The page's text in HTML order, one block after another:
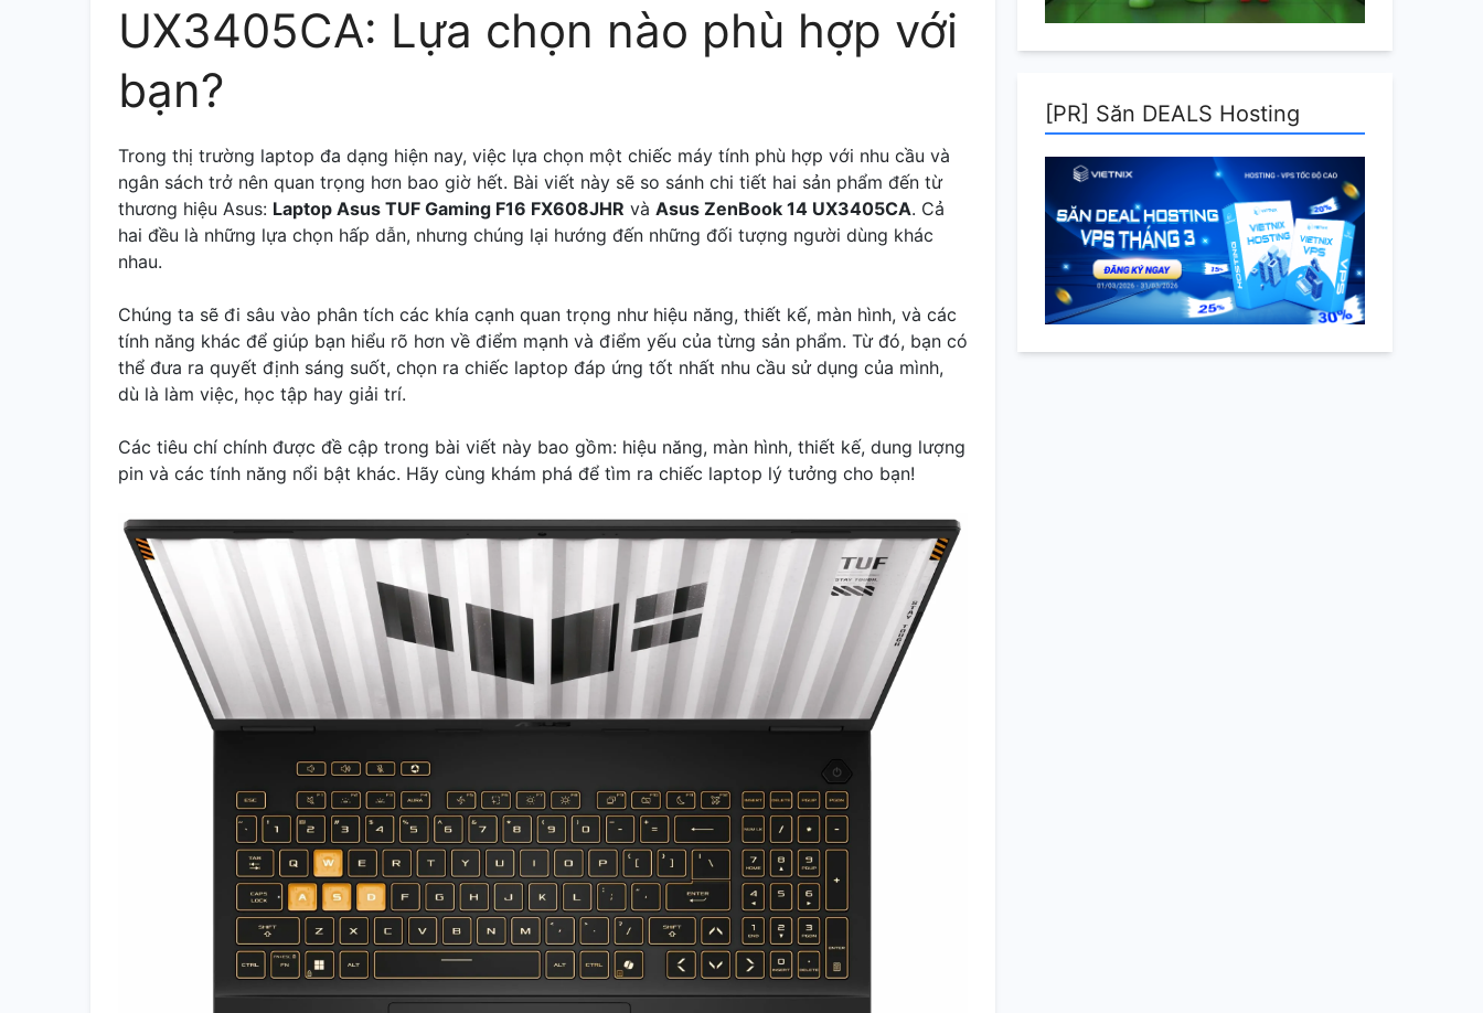
UX3405CA: Lựa chọn nào phù hợp với
bạn?
Trong thị trường laptop đa dạng hiện nay, việc lựa chọn một chiếc máy tính phù hợp với nhu cầu và
ngân sách trở nên quan trọng hơn bao giờ hết. Bài viết này sẽ so sánh chi tiết hai sản phẩm đến từ
thương hiệu Asus: Laptop Asus TUF Gaming F16 FX608JHR và Asus ZenBook 14 UX3405CA. Cả
hai đều là những lựa chọn hấp dẫn, nhưng chúng lại hướng đến những đối tượng người dùng khác
nhau.
Chúng ta sẽ đi sâu vào phân tích các khía cạnh quan trọng như hiệu năng, thiết kế, màn hình, và các
tính năng khác để giúp bạn hiểu rõ hơn về điểm mạnh và điểm yếu của từng sản phẩm. Từ đó, bạn có
thể đưa ra quyết định sáng suốt, chọn ra chiếc laptop đáp ứng tốt nhất nhu cầu sử dụng của mình,
dù là làm việc, học tập hay giải trí.
Các tiêu chí chính được đề cập trong bài viết này bao gồm: hiệu năng, màn hình, thiết kế, dung lượng
pin và các tính năng nổi bật khác. Hãy cùng khám phá để tìm ra chiếc laptop lý tưởng cho bạn!
[PR] Săn DEALS Hosting